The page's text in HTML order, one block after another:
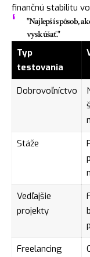
finančnú stabilitu
"Najlepší spôsob,
vyskúšať."
Typ
testovania
Dobrovoľníctvo
Stáže
Vedľajšie
projekty
Freelancing